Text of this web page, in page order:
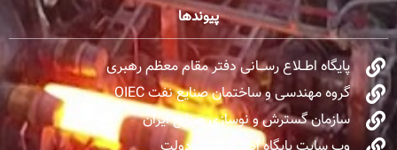
پیوندها
پایگاه اطــلاع رســـانی دفتر مقام معظم رهبری
گروه مهندسی و ساختمان صنایع نفت OIEC
سازمان گسترش و نوسازی صنایع ایران